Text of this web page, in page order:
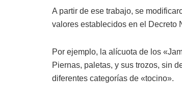
A partir de ese trabajo, se
valores establecidos en el Decreto
Por ejemplo, la alícuota de los
Piernas, paletas, y sus trozos, sin
diferentes categorías de «tocino».